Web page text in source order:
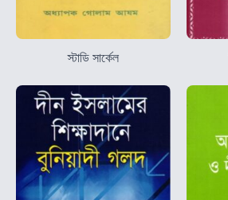
স্টাডি সার্কেল